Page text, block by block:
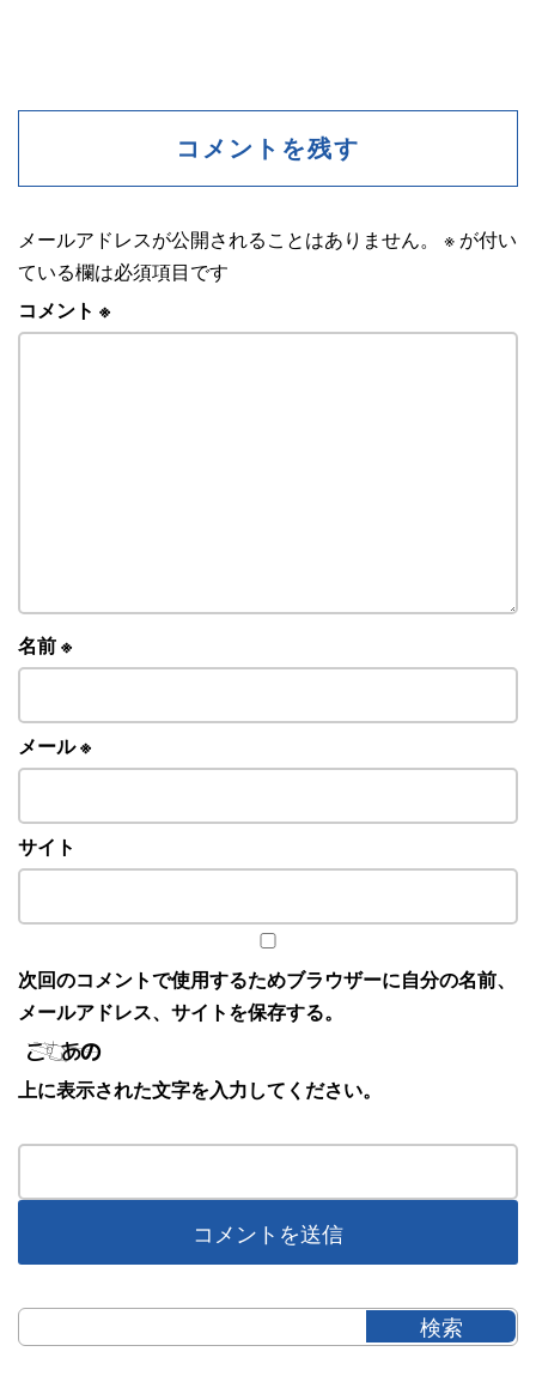
コメントを残す
メールアドレスが公開されることはありません。 ※ が付い
ている欄は必須項目です
コメント ※
名前※
メール※
サイト
次回のコメントで使用するためブラウザーに自分の名前、
メールアドレス、サイトを保存する。
上に表示された文字を入力してください。